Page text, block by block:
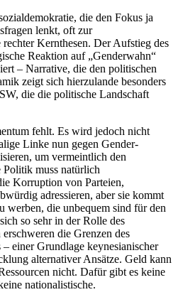
die den Fokus ja
lenkt, oft zur
Kernthesen. Der Aufstieg des
Reaktion auf „Genderwahn“
– Narrative, die den politischen
zeigt sich hierzulande besonders
die die politische Landschaft
fehlt. Es wird jedoch nicht
Linke nun gegen Gender-
um vermeintlich den
muss natürlich
Korruption von Parteien,
adressieren, aber sie kommt
werben, die unbequem sind für den
so sehr in der Rolle des
die Grenzen des
einer Grundlage keynesianischer
alternativer Ansätze. Geld kann
nicht. Dafür gibt es keine
nationalistische.